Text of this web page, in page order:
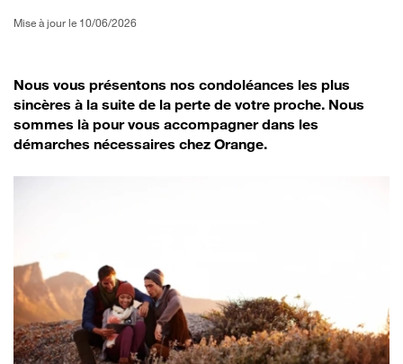
Mise à jour le 10/06/2026
Nous vous présentons nos condoléances les plus
sincères à la suite de la perte de votre proche. Nous
sommes là pour vous accompagner dans les
démarches nécessaires chez Orange.